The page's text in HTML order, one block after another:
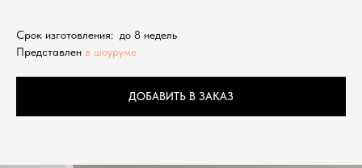
Срок изготовления: до 8 недель
Представлен в шоуруме
ДОБАВИТЬ В ЗАКАЗ